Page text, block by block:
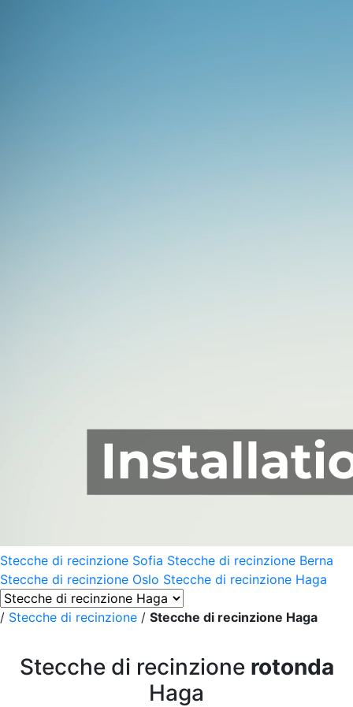
Stecche di recinzione Sofia Stecche di recinzione Berna
Stecche di recinzione Oslo Stecche di recinzione Haga
/ Stecche di recinzione / Stecche di recinzione Haga
Stecche di recinzione rotonda
Haga